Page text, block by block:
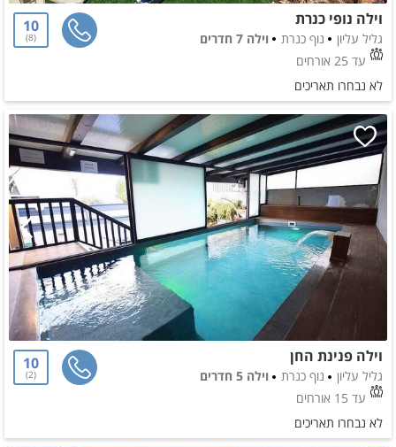
וילה נופי כנרת
גליל עליון נוף כנרת
וילה 7 חדרים
עד 25 אורחים
10
8
לא נבחרו תאריכים
וילה פנינת החן
גליל עליון נוף כנרת
וילה 5 חדרים
עד 15 אורחים
10
2
לא נבחרו תאריכים